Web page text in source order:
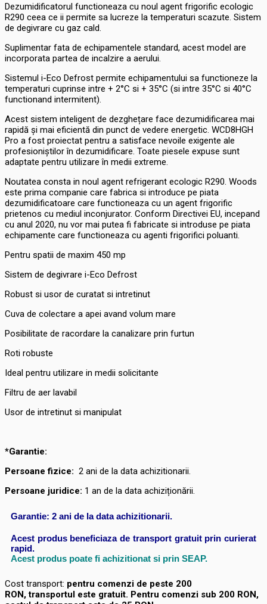
Dezumidificatorul functioneaza cu noul agent frigorific ecologic
R290 ceea ce ii permite sa lucreze la temperaturi scazute. Sistem
de degivrare cu gaz cald.
Suplimentar fata de echipamentele standard, acest model are
incorporata partea de incalzire a aerului.
Sistemul i-Eco Defrost permite echipamentului sa functioneze la
temperaturi cuprinse intre + 2°C si + 35°C (si intre 35°C si 40°C
functionand intermitent).
Acest sistem inteligent de dezghețare face dezumidificarea mai
rapidă și mai eficientă din punct de vedere energetic. WCD8HGH
Pro a fost proiectat pentru a satisface nevoile exigente ale
profesioniștilor în dezumidificare. Toate piesele expuse sunt
adaptate pentru utilizare în medii extreme.
Noutatea consta in noul agent refrigerant ecologic R290. Woods
este prima companie care fabrica si introduce pe piata
dezumidificatoare care functioneaza cu un agent frigorific
prietenos cu mediul inconjurator. Conform Directivei EU, incepand
cu anul 2020, nu vor mai putea fi fabricate si introduse pe piata
echipamente care functioneaza cu agenti frigorifici poluanti.
Pentru spatii de maxim 450 mp
Sistem de degivrare i-Eco Defrost
Robust si usor de curatat si intretinut
Cuva de colectare a apei avand volum mare
Posibilitate de racordare la canalizare prin furtun
Roti robuste
Ideal pentru utilizare in medii solicitante
Filtru de aer lavabil
Usor de intretinut si manipulat
*Garantie:
Persoane fizice: 2 ani de la data achizitionarii.
Persoane juridice: 1 an de la data achiziționării.
Garantie: 2 ani de la data achizitionarii.
Acest produs beneficiaza de transport gratuit prin curierat
rapid.
Acest produs poate fi achizitionat si prin SEAP.
Cost transport: pentru comenzi de peste 200
RON, transportul este gratuit. Pentru comenzi sub 200 RON,